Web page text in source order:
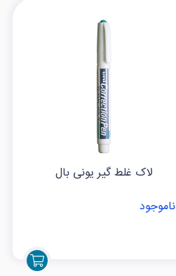
لاک غلط گیر یونی بال
ناموجود